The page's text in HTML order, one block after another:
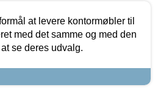
at levere kontormøbler til
med det samme og med den
se deres udvalg.